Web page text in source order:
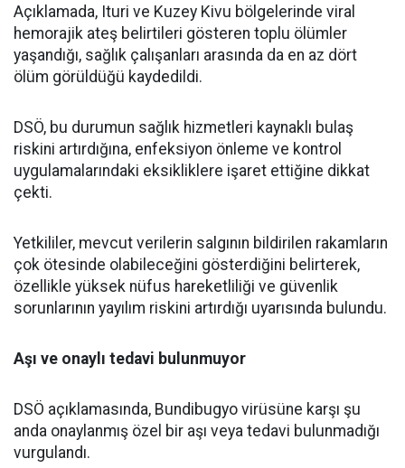
Açıklamada, Ituri ve Kuzey Kivu bölgelerinde viral
hemorajik ateş belirtileri gösteren toplu ölümler
yaşandığı, sağlık çalışanları arasında da en az dört
ölüm görüldüğü kaydedildi.
DSÖ, bu durumun sağlık hizmetleri kaynaklı bulaş
riskini artırdığına, enfeksiyon önleme ve kontrol
uygulamalarındaki eksikliklere işaret ettiğine dikkat
çekti.
Yetkililer, mevcut verilerin salgının bildirilen rakamların
çok ötesinde olabileceğini gösterdiğini belirterek,
özellikle yüksek nüfus hareketliliği ve güvenlik
sorunlarının yayılım riskini artırdığı uyarısında bulundu.
Aşı ve onaylı tedavi bulunmuyor
DSÖ açıklamasında, Bundibugyo virüsüne karşı şu
anda onaylanmış özel bir aşı veya tedavi bulunmadığı
vurgulandı.